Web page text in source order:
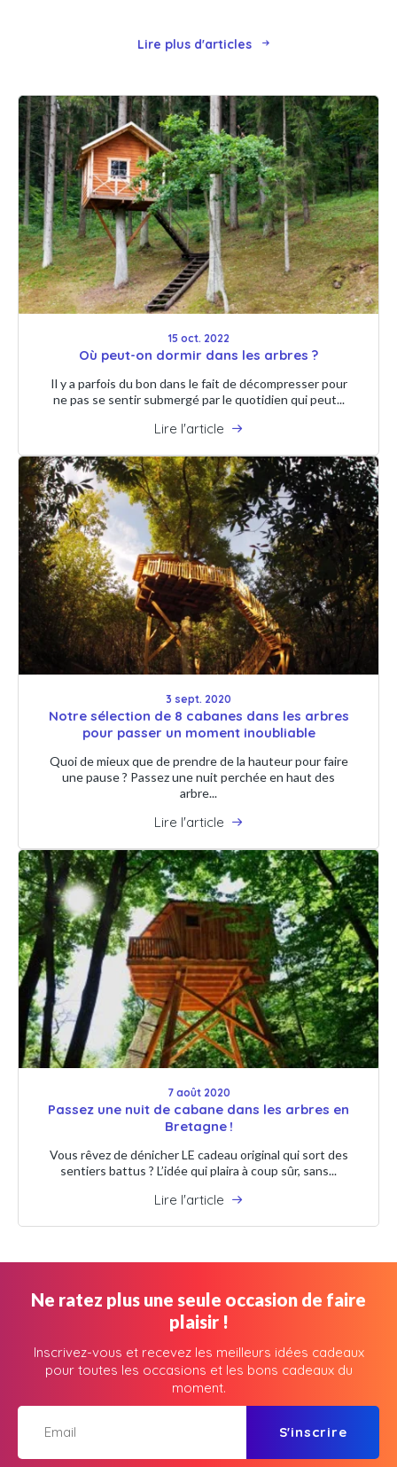
Lire plus d'articles
15 oct. 2022
Où peut-on dormir dans les arbres ?
Il y a parfois du bon dans le fait de décompresser pour
ne pas se sentir submergé par le quotidien qui peut...
Lire l'article
3 sept. 2020
Notre sélection de 8 cabanes dans les arbres
pour passer un moment inoubliable
Quoi de mieux que de prendre de la hauteur pour faire
une pause ? Passez une nuit perchée en haut des
arbre...
Lire l'article
7 août 2020
Passez une nuit de cabane dans les arbres en
Bretagne !
Vous rêvez de dénicher LE cadeau original qui sort des
sentiers battus ? L’idée qui plaira à coup sûr, sans...
Lire l'article
Ne ratez plus une seule occasion de faire
plaisir !
Inscrivez-vous et recevez les meilleurs idées cadeaux
pour toutes les occasions et les bons cadeaux du
moment.
S'inscrire